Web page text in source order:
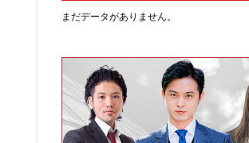
まだデータがありません。